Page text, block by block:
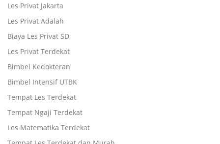
Les Privat Jakarta
Les Privat Adalah
Biaya Les Privat SD
Les Privat Terdekat
Bimbel Kedokteran
Bimbel Intensif UTBK
Tempat Les Terdekat
Tempat Ngaji Terdekat
Les Matematika Terdekat